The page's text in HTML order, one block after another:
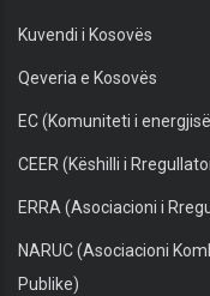
Kuvendi i Kosovës
Qeveria e Kosovës
EC (Komuniteti i
CEER (Këshilli i
ERRA (Asociacioni i
NARUC (Asociacioni
Publike)